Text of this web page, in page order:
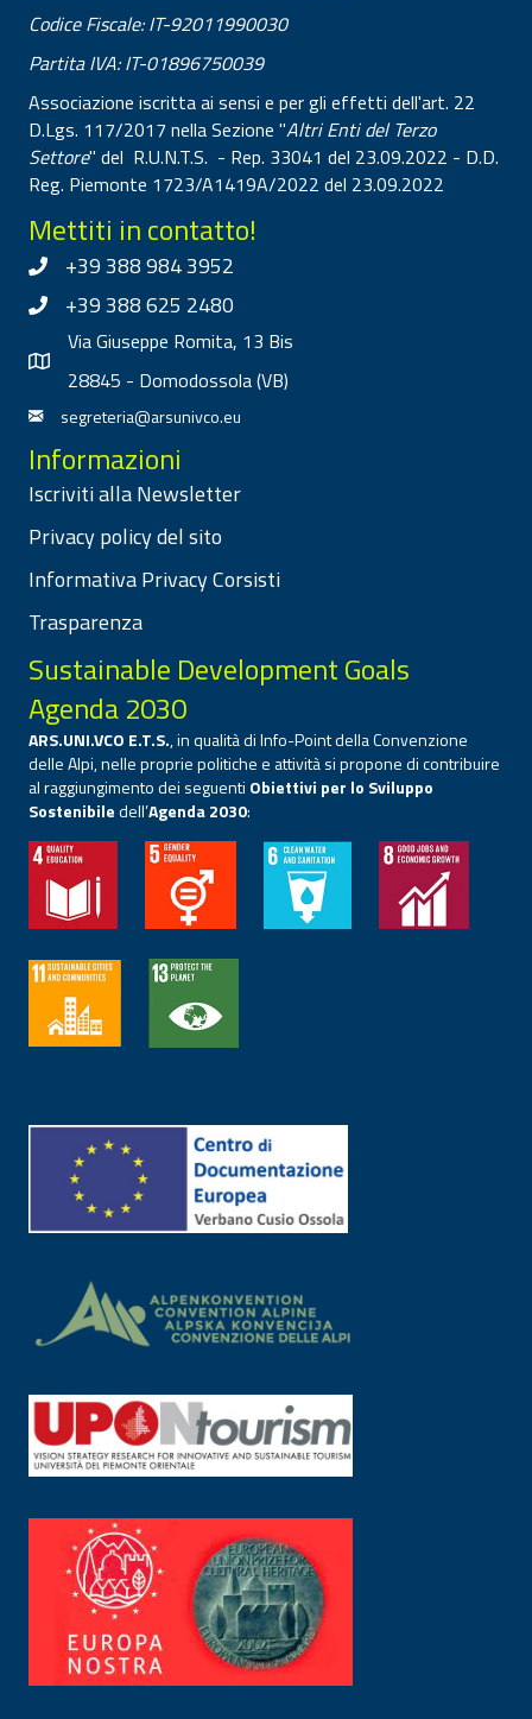
Codice Fiscale: IT-92011990030
Partita IVA: IT-01896750039
Associazione iscritta ai sensi e per gli effetti dell'art. 22
D.Lgs. 117/2017 nella Sezione "Altri Enti del Terzo
Settore" del R.U.N.T.S. - Rep. 33041 del 23.09.2022 - D.D.
Reg. Piemonte 1723/A1419A/2022 del 23.09.2022
Mettiti in contatto!
+39 388 984 3952
+39 388 625 2480
Via Giuseppe Romita, 13 Bis
28845 - Domodossola (VB)
segreteria@arsunivco.eu
Informazioni
Iscriviti alla Newsletter
Privacy policy del sito
Informativa Privacy Corsisti
Trasparenza
Sustainable Development Goals
Agenda 2030
ARS.UNI.VCO E.T.S., in qualità di Info-Point della Convenzione
delle Alpi, nelle proprie politiche e attività si propone di contribuire
al raggiungimento dei seguenti Obiettivi per lo Sviluppo
Sostenibiledell’Agenda 2030: